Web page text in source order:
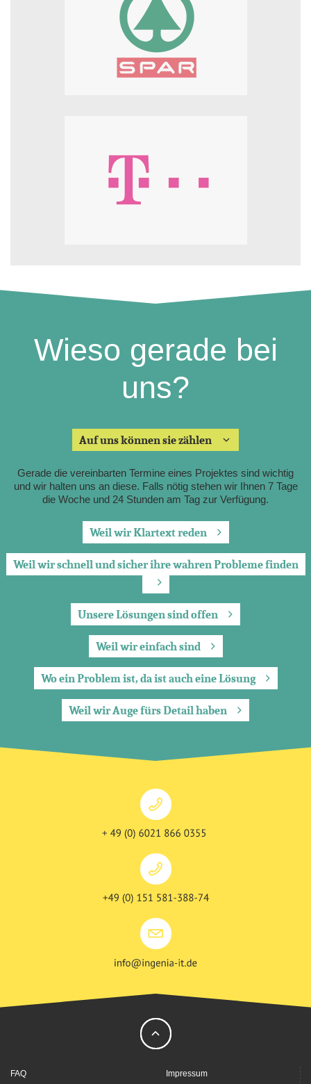
Wieso gerade bei
uns?
Auf uns können sie zählen
Gerade die vereinbarten Termine eines Projektes sind wichtig
und wir halten uns an diese. Falls nötig stehen wir Ihnen 7 Tage
die Woche und 24 Stunden am Tag zur Verfügung.
Weil wir Klartext reden
Weil wir schnell und sicher ihre wahren Probleme finden
Unsere Lösungen sind offen
Weil wir einfach sind
Wo ein Problem ist, da ist auch eine Lösung
Weil wir Auge fürs Detail haben
Scroll
^
FAQ
Impressum